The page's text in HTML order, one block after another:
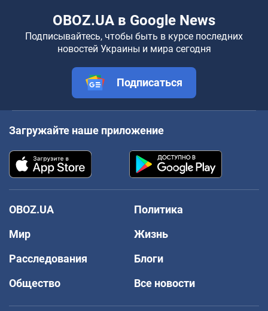
OBOZ.UA в Google News
Подписывайтесь, чтобы быть в курсе последних
новостей Украины и мира сегодня
Подписаться
Загружайте наше приложение
OBOZ.UA
Политика
Мир
Жизнь
Расследования
Блоги
Общество
Все новости